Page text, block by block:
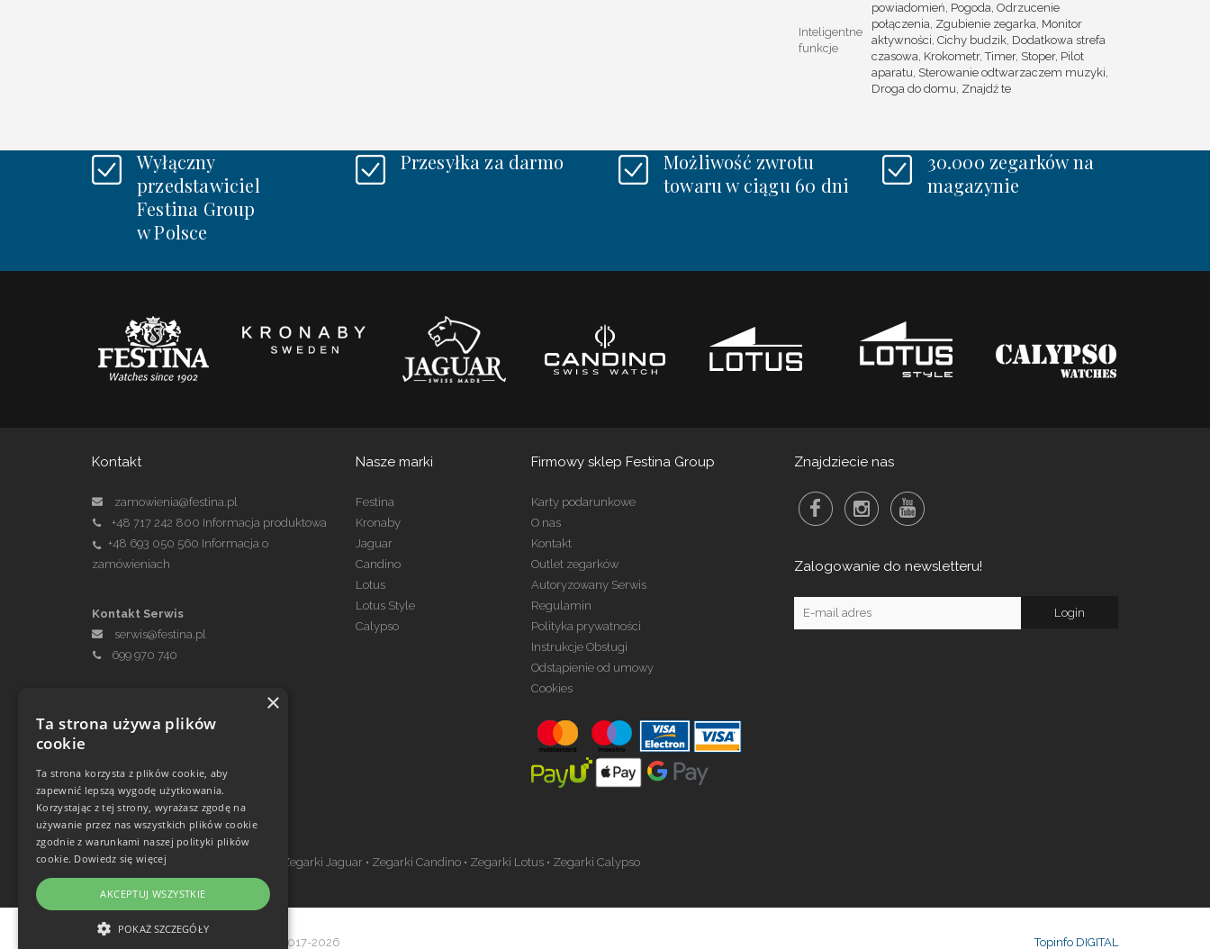
Inteligentne
funkcje
powiadomień, Pogoda, Odrzucenie
połączenia, Zgubienie zegarka, Monitor
aktywności, Cichy budzik, Dodatkowa strefa
czasowa, Krokometr, Timer, Stoper, Pilot
aparatu, Sterowanie odtwarzaczem muzyki,
Droga do domu, Znajdź te
Wyłączny
przedstawiciel
Festina Group
w Polsce
Przesyłka za darmo
Możliwość zwrotu
towaru w ciągu 60 dni
30.000 zegarków na
magazynie
Kontakt
zamowienia@festina.pl
+48 717 242 800 Informacja produktowa
+48 693 050 560 Informacja o
zamówieniach
Kontakt Serwis
serwis@festina.pl
699 970 740
Nasze marki
Festina
Kronaby
Jaguar
Candino
Lotus
Lotus Style
Calypso
Firmowy sklep Festina Group
Karty podarunkowe
O nas
Kontakt
Outlet zegarków
Autoryzowany Serwis
Regulamin
Polityka prywatności
Instrukcje Obsługi
Odstąpienie od umowy
Cookies
Znajdziecie nas
Zalogowanie do newsletteru!
Zegarki w ofercie
Zegarki Festina Zegarki Jaguar • Zegarki Candino • Zegarki Lotus • Zegarki Calypso
© Copyright Janeba Time Sp. z o.o. 2017-2026 Topinfo DIGITAL
×
Ta strona używa plików
cookie
Ta strona korzysta z plików cookie, aby
zapewnić lepszą wygodę użytkowania.
Korzystając z tej strony, wyrażasz zgodę na
używanie przez nas wszystkich plików cookie
zgodnie z warunkami naszej polityki plików
cookie. Dowiedz się więcej
AKCEPTUJ WSZYSTKIE
POKAŻ SZCZEGÓŁY